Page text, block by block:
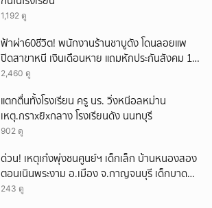
1,192 ดู
ฟ้าผ่า60ชีวิต! พนักงานร้านชาบูดัง โดนลอยแพ
ปิดสาขาหนี เงินเดือนหาย แถมหักประกันสังคม 11
เดือนแต่ไม่ส่ง?
2,460 ดู
แตกตื่นทั้งโรงเรียน ครู นร. วิ่งหนีอลหม่าน
เหตุ.กราxยิxกลาง โรงเรียนดัง นนทบุรี
902 ดู
ด่วน! เหตุเก๋งพุ่งชนศูนย์ฯ เด็กเล็ก บ้านหนองสอง
ตอนเนินพระงาม อ.เมือง จ.กาญจนบุรี เด็กบาด
เจ็บ 13 ราย
243 ดู